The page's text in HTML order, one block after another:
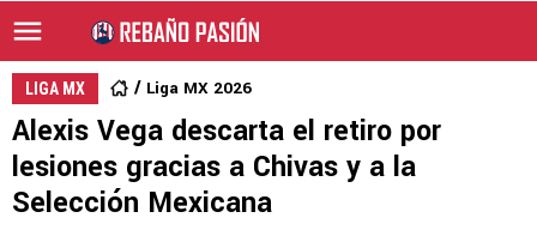
LIGA MX Liga MX 2026
Alexis Vega descarta el retiro por
lesiones gracias a Chivas y a la
Selección Mexicana